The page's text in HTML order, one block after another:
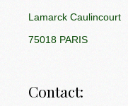
Lamarck Caulincourt
75018 PARIS
Contact: